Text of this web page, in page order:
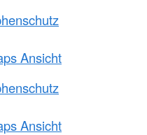
Ansicht
Ansicht